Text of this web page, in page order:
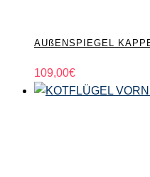
AUßENSPIEGEL
109,00€